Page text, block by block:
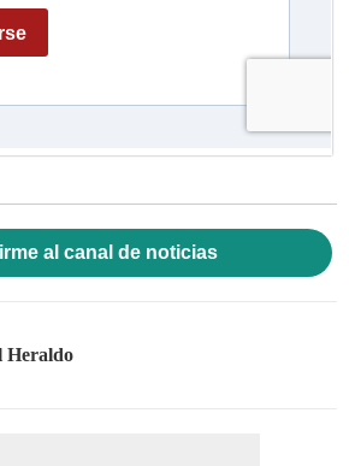
al canal de noticias
Heraldo